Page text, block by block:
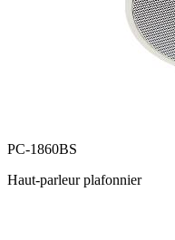
PC-1860BS
Haut-parleur plafonnier